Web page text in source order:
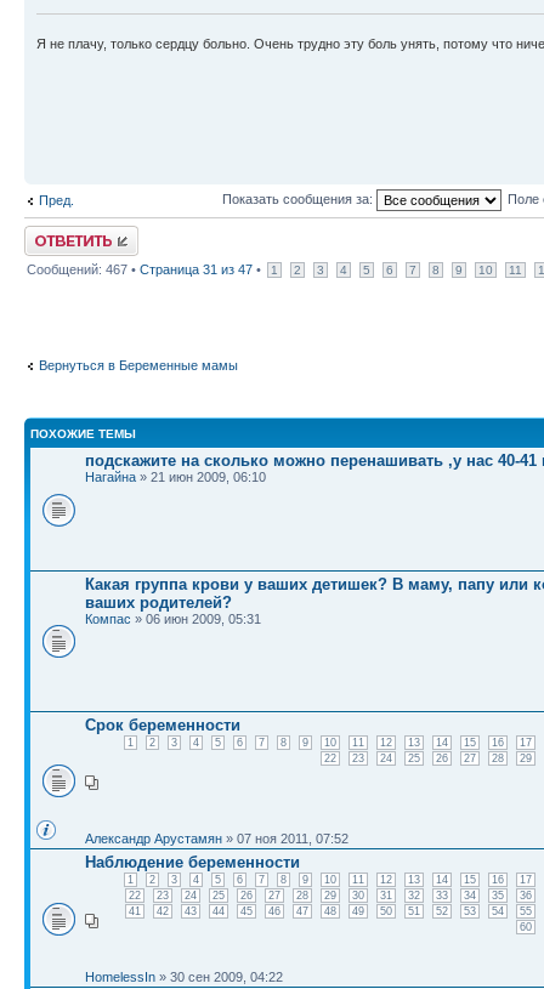
Я не плачу, только сердцу больно. Очень трудно эту боль унять, потому что
Пред. Показать сообщения за: Поле
Ответить
Сообщений: 467 • Страница 31 из 47 • 1 2 3 4 5 6 7 8 9 10 11
Вернуться в Беременные мамы
ПОХОЖИЕ ТЕМЫ
подскажите на сколько можно перенашивать ,у нас 40-41
Нагайна » 21 июн 2009, 06:10
Какая группа крови у ваших детишек? В маму, папу или
ваших родителей?
Компас » 06 июн 2009, 05:31
Срок беременности
1 2 3 4 5 6 7 8 9 10 11 12 13 14 15 16
17
22
23 24 25 26 27 28 29
Александр Арустамян » 07 ноя 2011, 07:52
Наблюдение беременности
1 2 3 4 5 6 7 8 9 10 11 12 13 14 15 16
17
22
23 24 25 26 27 28 29 30 31 32 33 34 35
36
41
42 43 44 45 46 47 48 49 50 51 52 53 54
55
60
HomelessIn » 30 сен 2009, 04:22